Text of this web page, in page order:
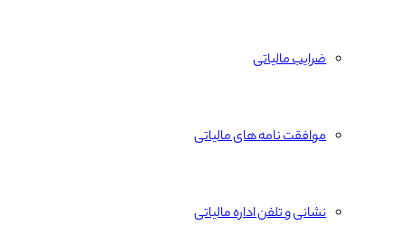
ضرایب مالیاتی
موافقت نامه های مالیاتی
نشانی و تلفن اداره مالیاتی